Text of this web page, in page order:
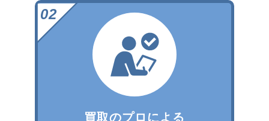
買取のプロによる